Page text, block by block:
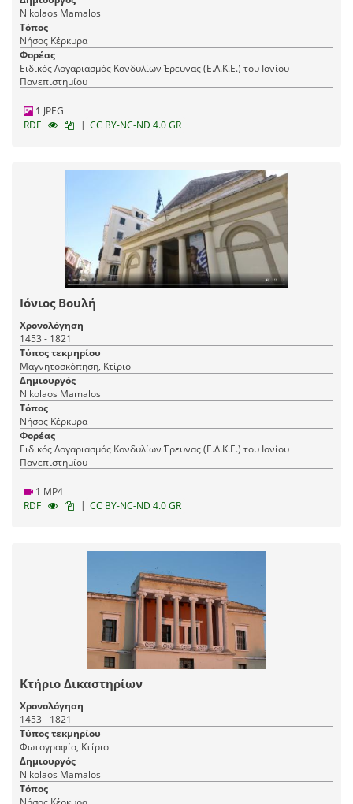
Nikolaos Mamalos
Τόπος
Νήσος Κέρκυρα
Φορέας
Ειδικός Λογαριασμός Κονδυλίων Έρευνας (Ε.Λ.Κ.Ε.) του Ιονίου
Πανεπιστημίου
1 JPEG
RDF
| CC BY-NC-ND 4.0 GR
Ιόνιος Βουλή
Χρονολόγηση
1453 - 1821
Τύπος τεκμηρίου
Μαγνητοσκόπηση, Κτίριο
Δημιουργός
Nikolaos Mamalos
Τόπος
Νήσος Κέρκυρα
Φορέας
Ειδικός Λογαριασμός Κονδυλίων Έρευνας (Ε.Λ.Κ.Ε.) του Ιονίου
Πανεπιστημίου
1 MP4
RDF
| CC BY-NC-ND 4.0 GR
Κτήριο Δικαστηρίων
Χρονολόγηση
1453 - 1821
Τύπος τεκμηρίου
Φωτογραφία, Κτίριο
Δημιουργός
Nikolaos Mamalos
Τόπος